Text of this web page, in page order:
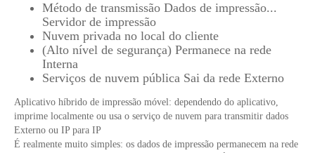
Método de transmissão Dados de impressão...
Servidor de impressão
Nuvem privada no local do cliente
(Alto nível de segurança) Permanece na rede
Interna
Serviços de nuvem pública Sai da rede Externo
Aplicativo híbrido de impressão móvel: dependendo do aplicativo,
imprime localmente ou usa o serviço de nuvem para transmitir dados
Externo ou IP para IP
É realmente muito simples: os dados de impressão permanecem na rede